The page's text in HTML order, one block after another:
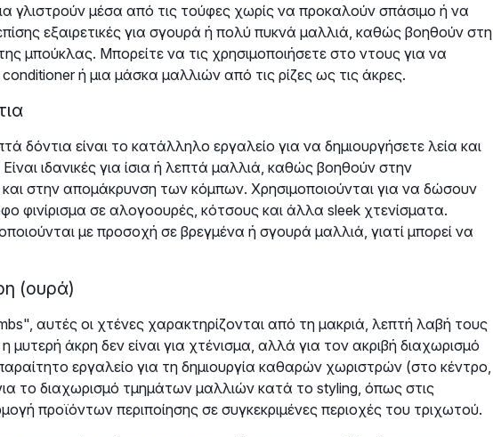
γλιστρούν μέσα από τις τούφες χωρίς να προκαλούν σπάσιμο ή να
εξαιρετικές για σγουρά ή πολύ πυκνά μαλλιά, καθώς βοηθούν στη
μπούκλας. Μπορείτε να τις χρησιμοποιήσετε στο ντους για να
ή μια μάσκα μαλλιών από τις ρίζες ως τις άκρες.
δόντια είναι το κατάλληλο εργαλείο για να δημιουργήσετε λεία και
ιδανικές για ίσια ή λεπτά μαλλιά, καθώς βοηθούν στην
στην απομάκρυνση των κόμπων. Χρησιμοποιούνται για να δώσουν
φινίρισμα σε αλογοουρές, κότσους και άλλα sleek χτενίσματα.
με προσοχή σε βρεγμένα ή σγουρά μαλλιά, γιατί μπορεί να
(ουρά)
αυτές οι χτένες χαρακτηρίζονται από τη μακριά, λεπτή λαβή τους
μυτερή άκρη δεν είναι για χτένισμα, αλλά για τον ακριβή διαχωρισμό
εργαλείο για τη δημιουργία καθαρών χωριστρών (στο κέντρο,
το διαχωρισμό τμημάτων μαλλιών κατά το styling, όπως στις
προϊόντων περιποίησης σε συγκεκριμένες περιοχές του τριχωτού.